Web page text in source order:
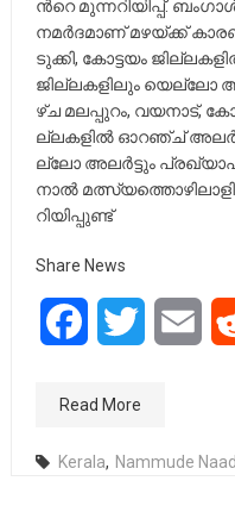
ന്‍റെ മു​ന്ന​റി​യി​പ്പ്.
ന​മ​ര്‍​ദ​മാ​ണ് മ​ഴ​യ്ക്ക്
ടു​ക്കി, കോ​ട്ട​യം
ജി​ല്ല​ക​ളി​ലും യെ​ല്ലോ
ഴ്ച മ​ല​പ്പു​റം, വ​യ​നാ​ട്,
ല്ല​ക​ളി​ല്‍ ഓ​റ​ഞ്ച്
ല്ലോ അ​ല​ര്‍​ട്ടും
നാ​ല്‍
റി​യി​പ്പു​ണ്ട്
Share News
FacebookTwitter
Read More
Kerala, Nammude